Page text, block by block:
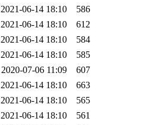
2021-06-14 18:10
586
2021-06-14 18:10
612
2021-06-14 18:10
584
2021-06-14 18:10
585
2020-07-06 11:09
607
2021-06-14 18:10
663
2021-06-14 18:10
565
2021-06-14 18:10
561